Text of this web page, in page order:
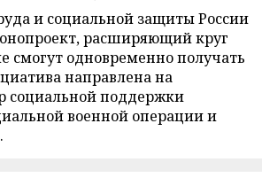
и социальной защиты России
расширяющий круг
смогут одновременно получать
направлена на
социальной поддержки
военной операции и